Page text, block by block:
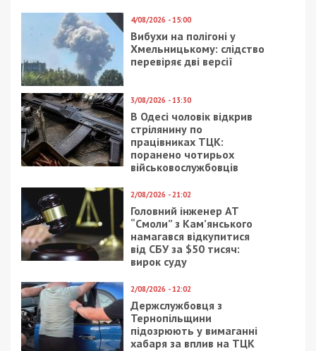
4/08/2026 - 15:00
Вибухи на полігоні у
Хмельницькому: слідство
перевіряє дві версії
3/08/2026 - 13:30
В Одесі чоловік відкрив
стрілянину по
працівниках ТЦК:
поранено чотирьох
військовослужбовців
2/08/2026 - 21:02
Головний інженер АТ
“Смоли” з Кам’янського
намагався відкупитися
від СБУ за $50 тисяч:
вирок суду
2/08/2026 - 12:02
Держслужбовця з
Тернопільщини
підозрюють у вимаганні
хабаря за вплив на ТЦК